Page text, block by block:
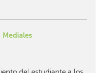
Mediales